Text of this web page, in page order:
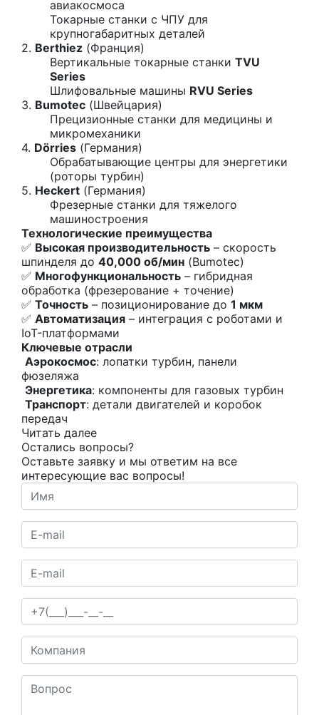
авиакосмоса
Токарные станки с ЧПУ для
крупногабаритных деталей
2. Berthiez (Франция)
Вертикальные токарные станки TVU
Series
Шлифовальные машины RVU Series
3. Bumotec (Швейцария)
Прецизионные станки для медицины и
микромеханики
4. Dörries (Германия)
Обрабатывающие центры для энергетики
(роторы турбин)
5. Heckert (Германия)
Фрезерные станки для тяжелого
машиностроения
Технологические преимущества
✅ Высокая производительность – скорость
шпинделя до 40,000 об/мин (Bumotec)
✅ Многофункциональность – гибридная
обработка (фрезерование + точение)
✅ Точность – позиционирование до 1 мкм
✅ Автоматизация – интеграция с роботами и
IoT-платформами
Ключевые отрасли
Аэрокосмос: лопатки турбин, панели
фюзеляжа
Энергетика: компоненты для газовых турбин
Транспорт: детали двигателей и коробок
передач
Читать далее
Остались вопросы?
Оставьте заявку и мы ответим на все
интересующие вас вопросы!